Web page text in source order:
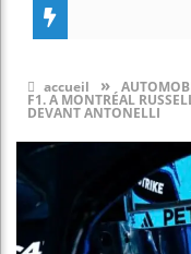
accueil »
F1. A MONTRÉAL
DEVANT ANTONELLI